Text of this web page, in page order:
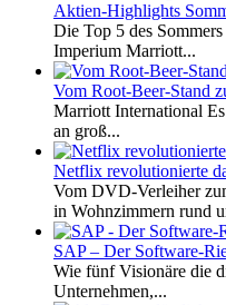
Aktien-Highlights
Die Top 5 des
Imperium Marriott...
Vom Root-Beer-Stand
Marriott International
an groß...
Netflix revolutionierte
Vom DVD-Verleiher
in Wohnzimmern rund
SAP – Der Software-
Wie fünf Visionäre die
Unternehmen,...